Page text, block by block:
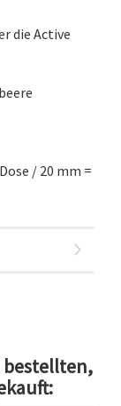
die Active
/ 20 mm =
bestellten,